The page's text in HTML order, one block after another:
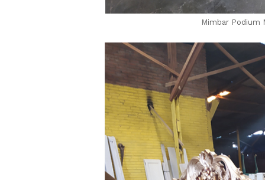
Mimbar Podium